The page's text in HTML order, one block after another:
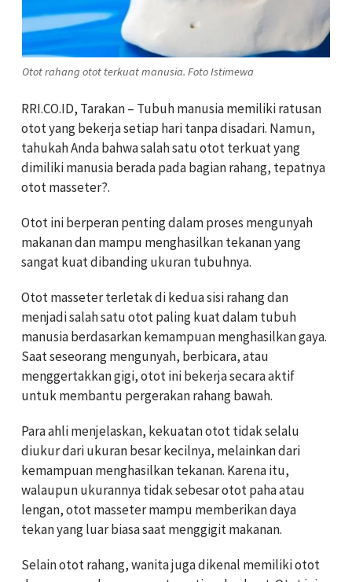
Otot rahang otot terkuat manusia. Foto Istimewa
RRI.CO.ID, Tarakan – Tubuh manusia memiliki ratusan
otot yang bekerja setiap hari tanpa disadari. Namun,
tahukah Anda bahwa salah satu otot terkuat yang
dimiliki manusia berada pada bagian rahang, tepatnya
otot masseter?.
Otot ini berperan penting dalam proses mengunyah
makanan dan mampu menghasilkan tekanan yang
sangat kuat dibanding ukuran tubuhnya.
Otot masseter terletak di kedua sisi rahang dan
menjadi salah satu otot paling kuat dalam tubuh
manusia berdasarkan kemampuan menghasilkan gaya.
Saat seseorang mengunyah, berbicara, atau
menggertakkan gigi, otot ini bekerja secara aktif
untuk membantu pergerakan rahang bawah.
Para ahli menjelaskan, kekuatan otot tidak selalu
diukur dari ukuran besar kecilnya, melainkan dari
kemampuan menghasilkan tekanan. Karena itu,
walaupun ukurannya tidak sebesar otot paha atau
lengan, otot masseter mampu memberikan daya
tekan yang luar biasa saat menggigit makanan.
Selain otot rahang, wanita juga dikenal memiliki otot